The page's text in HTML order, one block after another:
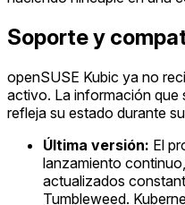
Soporte y
openSUSE Kubic ya no
activo. La información que
refleja su estado durante
Última versión: El
lanzamiento
actualizados
Tumbleweed.